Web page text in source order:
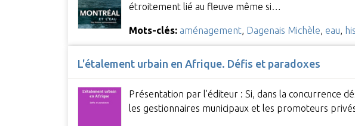
étroitement lié au fleuve même si…
Mots-clés: aménagement, Dagenais Michèle, eau,
L'étalement urbain en Afrique. Défis et paradoxes
Présentation par l'éditeur : Si, dans la concurrence
les gestionnaires municipaux et les promoteurs